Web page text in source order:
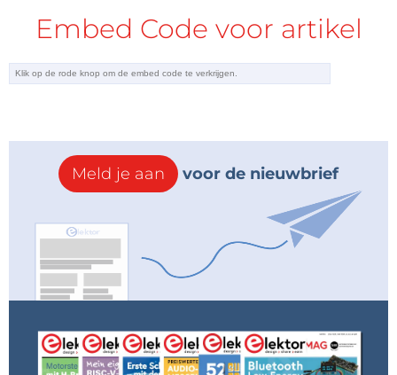
Embed Code voor artikel
Meld je aan voor de nieuwbrief